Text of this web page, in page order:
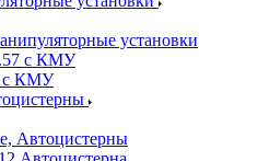
установки
с КМУ
с КМУ
Автоцистерны